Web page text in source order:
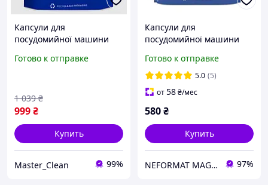
Капсули для
посудомийної машини
Lemon / 140 шт. Капсулы
Готово к отправке
999₴
1 039 ₴
Купить
Master_Clean 99%
Капсули для
посудомийної машини
/ 60 шт. Капсулы для
посудомойки Финиш
Готово к отправке
5.0 (5)
от58₴/мес
580₴
Купить
NEFORMAT MAGAZ 97%